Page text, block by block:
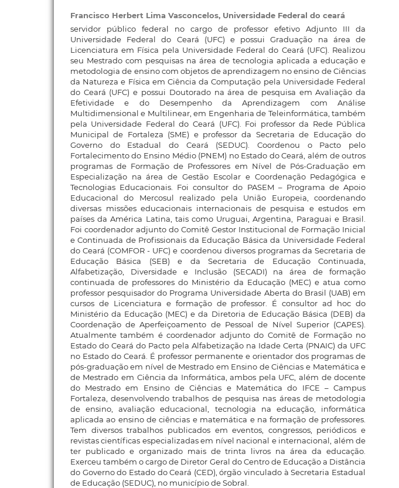
Francisco Herbert Lima Vasconcelos, Universidade Federal do ceará
servidor público federal no cargo de professor efetivo Adjunto III da
Universidade Federal do Ceará (UFC) e possui Graduação na área de
Licenciatura em Física pela Universidade Federal do Ceará (UFC). Realizou
seu Mestrado com pesquisas na área de tecnologia aplicada a educação e
metodologia de ensino com objetos de aprendizagem no ensino de Ciências
da Natureza e Física em Ciência da Computação pela Universidade Federal
do Ceará (UFC) e possui Doutorado na área de pesquisa em Avaliação da
Efetividade e do Desempenho da Aprendizagem com Análise
Multidimensional e Multilinear, em Engenharia de Teleinformática, também
pela Universidade Federal do Ceará (UFC). Foi professor da Rede Pública
Municipal de Fortaleza (SME) e professor da Secretaria de Educação do
Governo do Estadual do Ceará (SEDUC). Coordenou o Pacto pelo
Fortalecimento do Ensino Médio (PNEM) no Estado do Ceará, além de outros
programas de Formação de Professores em Nível de Pós-Graduação em
Especialização na área de Gestão Escolar e Coordenação Pedagógica e
Tecnologias Educacionais. Foi consultor do PASEM – Programa de Apoio
Educacional do Mercosul realizado pela União Europeia, coordenando
diversas missões educacionais internacionais de pesquisa e estudos em
países da América Latina, tais como Uruguai, Argentina, Paraguai e Brasil.
Foi coordenador adjunto do Comitê Gestor Institucional de Formação Inicial
e Continuada de Profissionais da Educação Básica da Universidade Federal
do Ceará (COMFOR - UFC) e coordenou diversos programas da Secretaria de
Educação Básica (SEB) e da Secretaria de Educação Continuada,
Alfabetização, Diversidade e Inclusão (SECADI) na área de formação
continuada de professores do Ministério da Educação (MEC) e atua como
professor pesquisador do Programa Universidade Aberta do Brasil (UAB) em
cursos de Licenciatura e formação de professor. É consultor ad hoc do
Ministério da Educação (MEC) e da Diretoria de Educação Básica (DEB) da
Coordenação de Aperfeiçoamento de Pessoal de Nível Superior (CAPES).
Atualmente também é coordenador adjunto do Comitê de Formação no
Estado do Ceará do Pacto pela Alfabetização na Idade Certa (PNAIC) da UFC
no Estado do Ceará. É professor permanente e orientador dos programas de
pós-graduação em nível de Mestrado em Ensino de Ciências e Matemática e
de Mestrado em Ciência da Informática, ambos pela UFC, além de docente
do Mestrado em Ensino de Ciências e Matemática do IFCE – Campus
Fortaleza, desenvolvendo trabalhos de pesquisa nas áreas de metodologia
de ensino, avaliação educacional, tecnologia na educação, informática
aplicada ao ensino de ciências e matemática e na formação de professores.
Tem diversos trabalhos publicados em eventos, congressos, periódicos e
revistas científicas especializadas em nível nacional e internacional, além de
ter publicado e organizado mais de trinta livros na área da educação.
Exerceu também o cargo de Diretor Geral do Centro de Educação a Distância
do Governo do Estado do Ceará (CED), órgão vinculado à Secretaria Estadual
de Educação (SEDUC), no município de Sobral.